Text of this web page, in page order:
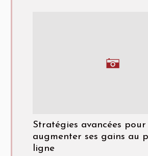
Stratégies avancées pour
augmenter ses gains au
ligne